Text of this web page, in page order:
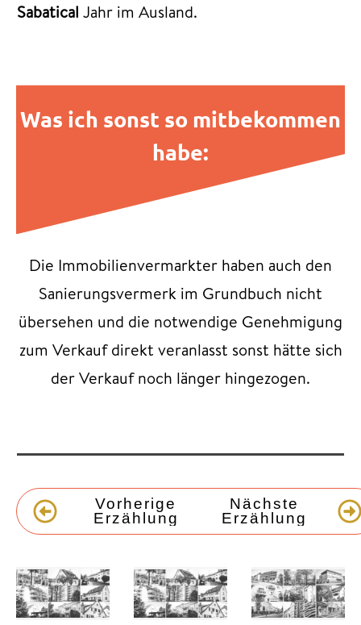
Sabatical Jahr im Ausland.
Was ich sonst so mitbekommen
habe:
Die Immobilienvermarkter haben auch den
Sanierungsvermerk im Grundbuch nicht
übersehen und die notwendige Genehmigung
zum Verkauf direkt veranlasst sonst hätte sich
der Verkauf noch länger hingezogen.
Vorherige
Erzählung
Nächste
Erzählung